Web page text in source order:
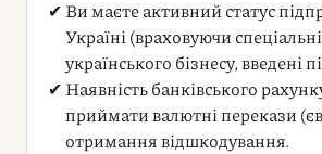
Ви маєте активний статус
Україні (враховуючи
українського бізнесу, введені
Наявність банківського
приймати валютні перекази
отримання відшкодування.